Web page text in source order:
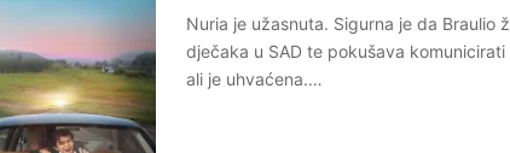
Nuria je užasnuta. Sigurna je da Braulio
dječaka u SAD te pokušava komunicirati
ali je uhvaćena.…